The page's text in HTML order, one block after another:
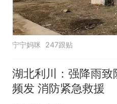
宁宁妈咪 247跟贴
湖北利川：强降雨致
频发 消防紧急救援